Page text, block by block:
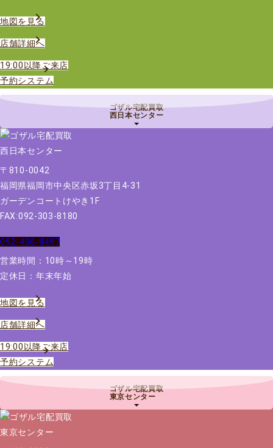
地図を見る
店舗詳細へ
19:00以降ご来店
予約システム
ゴザル宅配買取
西日本センター
〒810-0042
福岡県福岡市中央区赤坂3丁目4-31
ガーデンコートけやき1F
FAX:092-303-8180
092-406-8497
営業時間：10時～19時
定休日：年末年始
地図を見る
店舗詳細へ
19:00以降ご来店
予約システム
ゴザル宅配買取
東京センター